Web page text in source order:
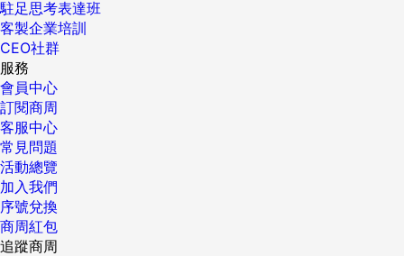
駐足思考表達班
客製企業培訓
CEO社群
服務
會員中心
訂閱商周
客服中心
常見問題
活動總覽
加入我們
序號兌換
商周紅包
追蹤商周